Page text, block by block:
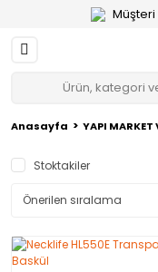
Anasayfa YAPI MARKET
Stoktakiler